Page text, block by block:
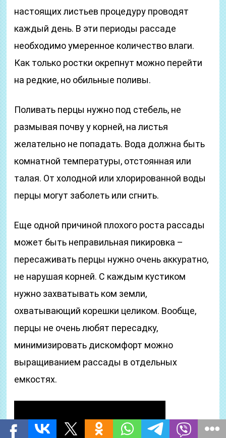
настоящих листьев процедуру проводят
каждый день. В эти периоды рассаде
необходимо умеренное количество влаги.
Как только ростки окрепнут можно перейти
на редкие, но обильные поливы.
Поливать перцы нужно под стебель, не
размывая почву у корней, на листья
желательно не попадать. Вода должна быть
комнатной температуры, отстоянная или
талая. От холодной или хлорированной воды
перцы могут заболеть или сгнить.
Еще одной причиной плохого роста рассады
может быть неправильная пикировка –
пересаживать перцы нужно очень аккуратно,
не нарушая корней. С каждым кустиком
нужно захватывать ком земли,
охватывающий корешки целиком. Вообще,
перцы не очень любят пересадку,
минимизировать дискомфорт можно
выращиванием рассады в отдельных
емкостях.